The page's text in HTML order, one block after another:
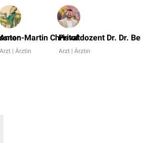
Anton-Martin Christof
Arzt | Ärztin
Privatdozent Dr. Dr.
Arzt | Ärztin